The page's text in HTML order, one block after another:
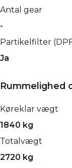
Antal gear
-
Partikelfilter
Ja
Rummelighed
Køreklar vægt
1840 kg
Totalvægt
2720 kg